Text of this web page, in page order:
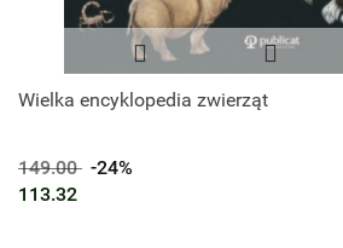
Wielka encyklopedia zwierząt
149.00 -24%
113.32